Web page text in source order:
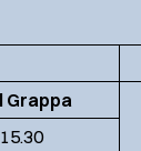
Grappa